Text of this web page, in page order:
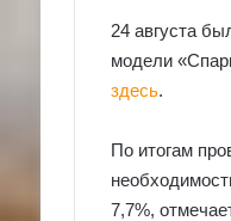
24 августа
модели
здесь.
По итогам
7,7%,